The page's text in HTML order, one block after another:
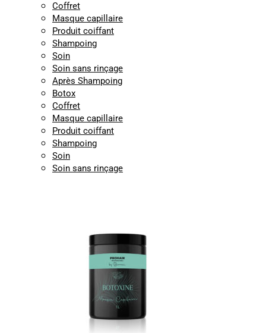
Coffret
Masque capillaire
Produit coiffant
Shampoing
Soin
Soin sans rinçage
Après Shampoing
Botox
Coffret
Masque capillaire
Produit coiffant
Shampoing
Soin
Soin sans rinçage